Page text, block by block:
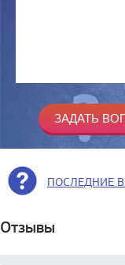
ПОСЛЕДНИЕ
Отзывы